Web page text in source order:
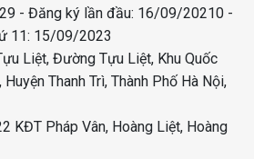
- Đăng ký lần đầu: 16/09/20210 -
11: 15/09/2023
Liệt, Đường Tựu Liệt, Khu Quốc
Thanh Trì, Thành Phố Hà Nội,
KĐT Pháp Vân, Hoàng Liệt, Hoàng